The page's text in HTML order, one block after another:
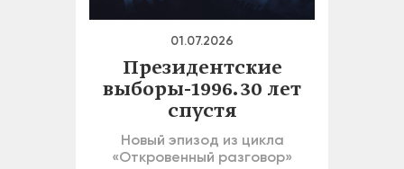
01.07.2026
Президентские
выборы-1996. 30 лет
спустя
Новый эпизод из цикла
«Откровенный разговор»